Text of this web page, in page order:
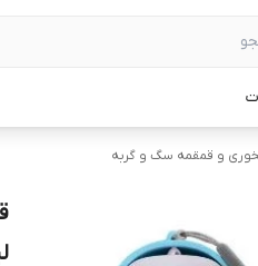
و قمقمه سگ و گربه